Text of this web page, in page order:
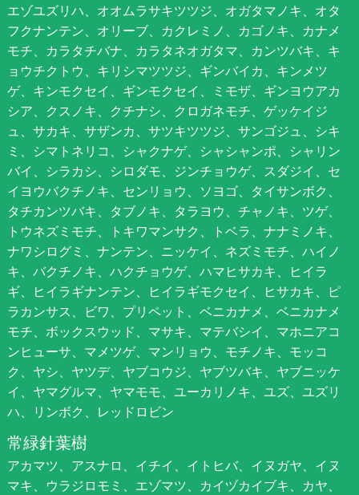
エゾユズリハ、オオムラサキツツジ、オガタマノキ、オタ
フクナンテン、オリーブ、カクレミノ、カゴノキ、カナメ
モチ、カラタチバナ、カラタネオガタマ、カンツバキ、キ
ョウチクトウ、キリシマツツジ、ギンバイカ、キンメツ
ゲ、キンモクセイ、ギンモクセイ、ミモザ、ギンヨウアカ
シア、クスノキ、クチナシ、クロガネモチ、ゲッケイジ
ュ、サカキ、サザンカ、サツキツツジ、サンゴジュ、シキ
ミ、シマトネリコ、シャクナゲ、シャシャンポ、シャリン
バイ、シラカシ、シロダモ、ジンチョウゲ、スダジイ、セ
イヨウバクチノキ、センリョウ、ソヨゴ、タイサンボク、
タチカンツバキ、タブノキ、タラヨウ、チャノキ、ツゲ、
トウネズミモチ、トキワマンサク、トベラ、ナナミノキ、
ナワシログミ、ナンテン、ニッケイ、ネズミモチ、ハイノ
キ、バクチノキ、ハクチョウゲ、ハマヒサカキ、ヒイラ
ギ、ヒイラギナンテン、ヒイラギモクセイ、ヒサカキ、ピ
ラカンサス、ビワ、プリペット、ベニカナメ、ベニカナメ
モチ、ボックスウッド、マサキ、マテバシイ、マホニアコ
ンヒューサ、マメツゲ、マンリョウ、モチノキ、モッコ
ク、ヤシ、ヤツデ、ヤブコウジ、ヤブツバキ、ヤブニッケ
イ、ヤマグルマ、ヤマモモ、ユーカリノキ、ユズ、ユズリ
ハ、リンボク、レッドロビン
常緑針葉樹
アカマツ、アスナロ、イチイ、イトヒバ、イヌガヤ、イヌ
マキ、ウラジロモミ、エゾマツ、カイヅカイブキ、カヤ、